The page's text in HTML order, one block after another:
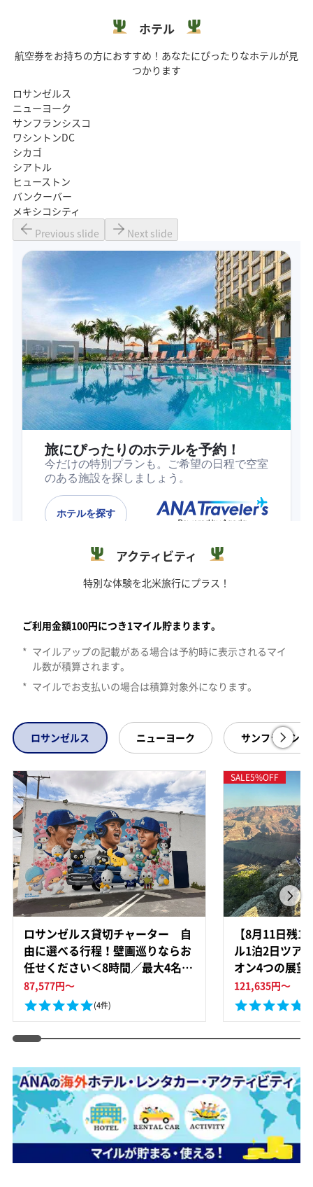
ホテル
航空券をお持ちの方におすすめ！あなたにぴったりなホテルが見
つかります
ロサンゼルス
ニューヨーク
サンフランシスコ
ワシントンDC
シカゴ
シアトル
ヒューストン
バンクーバー
メキシコシティ
Previous slide
Next slide
アクティビティ
特別な体験を北米旅行にプラス！
ご利用金額100円につき1マイル貯まります。
* マイルアップの記載がある場合は予約時に表示されるマイ
ル数が積算されます。
* マイルでお支払いの場合は積算対象外になります。
ロサンゼルス ニューヨーク サンフランシス
ロサンゼルス貸切チャーター 自
由に選べる行程！壁画巡りならお
任せください＜8時間／最大4名／
日本語ドライバーガイド＞
87,577円～
(4件)
SALE5%OFF
【8月11日残1
ル1泊2日ツア
オン4つの展望
ルート66の町
語ガイド／ロ
121,635円～